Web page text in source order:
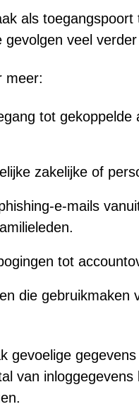
als
veel
meer:
tot
zakelijke of
e-mails
tot
die
gevoelige
van